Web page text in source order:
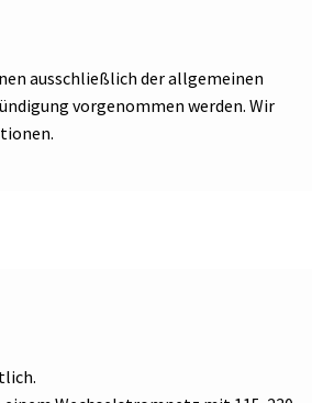
ausschließlich der allgemeinen
vorgenommen werden. Wir